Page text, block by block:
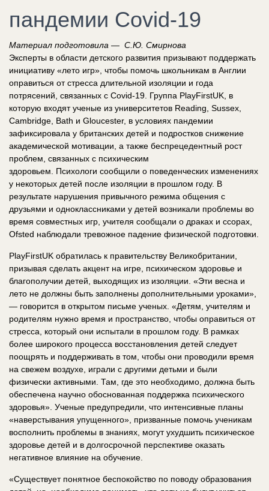
пандемии Covid-19
Материал подготовила — С.Ю. Смирнова
Эксперты в области детского развития призывают поддержать
инициативу «лето игр», чтобы помочь школьникам в Англии
оправиться от стресса длительной изоляции и года
потрясений, связанных с Covid-19. Группа PlayFirstUK, в
которую входят ученые из университетов Reading, Sussex,
Cambridge, Bath и Gloucester, в условиях пандемии
зафиксировала у британских детей и подростков снижение
академической мотивации, а также беспрецедентный рост
проблем, связанных с психическим
здоровьем. Психологи сообщили о поведенческих изменениях
у некоторых детей после изоляции в прошлом году. В
результате нарушения привычного режима общения с
друзьями и одноклассниками у детей возникали проблемы во
время совместных игр, учителя сообщали о драках и ссорах,
Ofsted наблюдали тревожное падение физической подготовки.
PlayFirstUK обратилась к правительству Великобритании,
призывая сделать акцент на игре, психическом здоровье и
благополучии детей, выходящих из изоляции. «Эти весна и
лето не должны быть заполнены дополнительными уроками»,
— говорится в открытом письме ученых. «Детям, учителям и
родителям нужно время и пространство, чтобы оправиться от
стресса, который они испытали в прошлом году. В рамках
более широкого процесса восстановления детей следует
поощрять и поддерживать в том, чтобы они проводили время
на свежем воздухе, играли с другими детьми и были
физически активными. Там, где это необходимо, должна быть
обеспечена научно обоснованная поддержка психического
здоровья». Ученые предупредили, что интенсивные планы
«наверстывания упущенного», призванные помочь ученикам
восполнить проблемы в знаниях, могут ухудшить психическое
здоровье детей и в долгосрочной перспективе оказать
негативное влияние на обучение.
«Существует понятное беспокойство по поводу образования